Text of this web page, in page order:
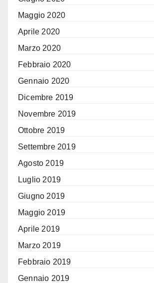
Maggio 2020
Aprile 2020
Marzo 2020
Febbraio 2020
Gennaio 2020
Dicembre 2019
Novembre 2019
Ottobre 2019
Settembre 2019
Agosto 2019
Luglio 2019
Giugno 2019
Maggio 2019
Aprile 2019
Marzo 2019
Febbraio 2019
Gennaio 2019